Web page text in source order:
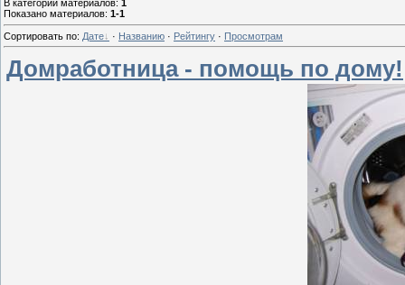
В категории материалов: 1
Показано материалов: 1-1
Сортировать по: Дате · Названию · Рейтингу · Просмотрам
Домработница - помощь по дому!